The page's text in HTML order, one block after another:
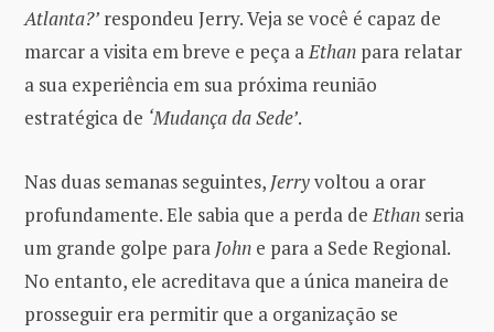
Atlanta?’ respondeu Jerry. Veja se você é capaz de
marcar a visita em breve e peça a Ethan para relatar
a sua experiência em sua próxima reunião
estratégica de ‘Mudança da Sede’.
Nas duas semanas seguintes, Jerryvoltou a orar
profundamente. Ele sabia que a perda deEthan seria
um grande golpe para John e para a Sede Regional.
No entanto, ele acreditava que a única maneira de
prosseguir era permitir que a organização se